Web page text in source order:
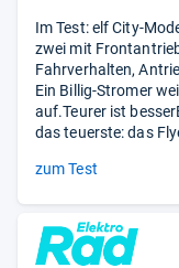
Im Test: elf City-
zwei mit
Fahrverhalten,
Ein Billig-Stromer
auf.Teurer ist
das teuerste: das
zum Test